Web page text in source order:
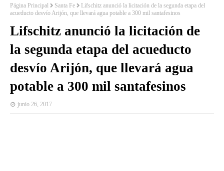
Página Principal Santa Fe
Lifschitz anunció la licitación de la segunda etapa del
acueducto desvío Arijón, que llevará agua potable a 300 mil santafesinos
Lifschitz anunció la licitación de
la segunda etapa del acueducto
desvío Arijón, que llevará agua
potable a 300 mil santafesinos
junio 26, 2017